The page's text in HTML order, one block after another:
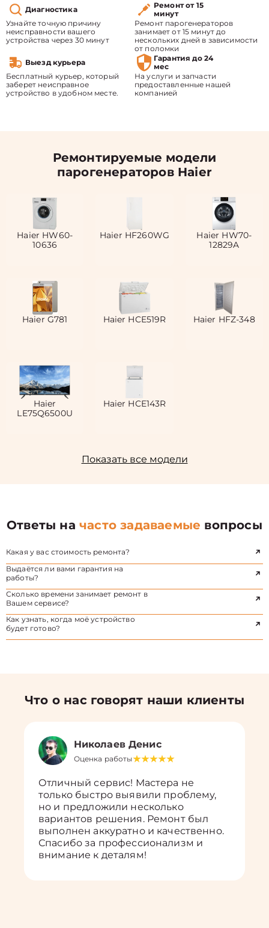
Диагностика
Узнайте точную причину
неисправности вашего
устройства через 30 минут
Ремонт от 15
минут
Ремонт парогенераторов
занимает от 15 минут до
нескольких дней в зависимости
от поломки
Выезд курьера
Бесплатный курьер, который
заберет неисправное
устройство в удобном месте.
Гарантия до 24
мес
На услуги и запчасти
предоставленные нашей
компанией
Ремонтируемые модели
парогенераторов Haier
Haier HW60-
10636
Haier HF260WG
Haier HW70-
12829A
Haier G781 Haier HCE519R Haier HFZ-348
Haier
LE75Q6500U
Haier HCE143R
Показать все модели
Ответы начасто задаваемые вопросы
Какая у вас стоимость ремонта?
Выдаётся ли вами гарантия на
работы?
Сколько времени занимает ремонт в
Вашем сервисе?
Как узнать, когда моё устройство
будет готово?
Что о нас говорят наши клиенты
Николаев Денис
Оценка работы
Отличный сервис! Мастера не
только быстро выявили проблему,
но и предложили несколько
вариантов решения. Ремонт был
выполнен аккуратно и качественно.
Спасибо за профессионализм и
внимание к деталям!